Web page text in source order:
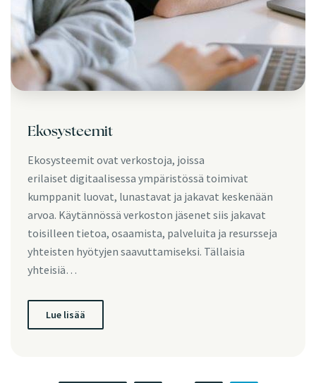
Ekosysteemit
Ekosysteemit ovat verkostoja, joissa
erilaiset digitaalisessa ympäristössä toimivat
kumppanit luovat, lunastavat ja jakavat keskenään
arvoa. Käytännössä verkoston jäsenet siis jakavat
toisilleen tietoa, osaamista, palveluita ja resursseja
yhteisten hyötyjen saavuttamiseksi. Tällaisia
yhteisiä…
Lue lisää